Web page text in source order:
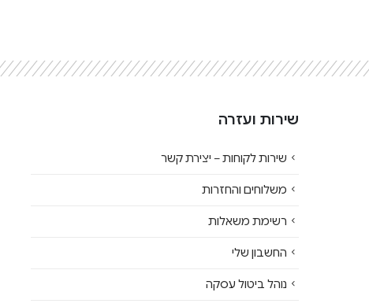
שירות ועזרה
שירות לקוחות – יצירת קשר
משלוחים והחזרות
רשימת משאלות
החשבון שלי
נוהל ביטול עסקה